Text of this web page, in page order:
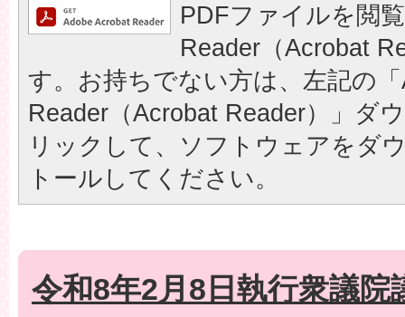
PDFファイルを閲
Reader（Acrobat
す。お持ちでない方は、左記の
Reader（Acrobat Reader）」ダ
リックして、ソフトウェアをダ
トールしてください。
令和8年2月8日執行衆議院